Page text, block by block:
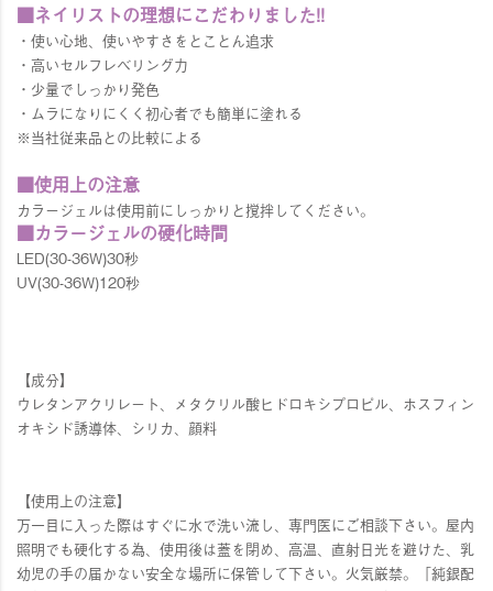
■ネイリストの理想にこだわりました!!
・使い心地、使いやすさをとことん追求
・高いセルフレベリング力
・少量でしっかり発色
・ムラになりにくく初心者でも簡単に塗れる
※当社従来品との比較による
■使用上の注意
カラージェルは使用前にしっかりと撹拌してください。
■カラージェルの硬化時間
LED(30-36W)30秒
UV(30-36W)120秒
【成分】
ウレタンアクリレート、メタクリル酸ヒドロキシプロピル、ホスフィン
オキシド誘導体、シリカ、顔料
【使用上の注意】
万一目に入った際はすぐに水で洗い流し、専門医にご相談下さい。屋内
照明でも硬化する為、使用後は蓋を閉め、高温、直射日光を避けた、乳
幼児の手の届かない安全な場所に保管して下さい。火気厳禁。「純銀配